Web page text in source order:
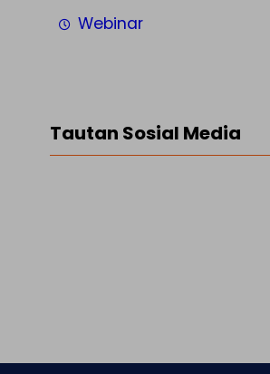
Webinar
Tautan Sosial Media